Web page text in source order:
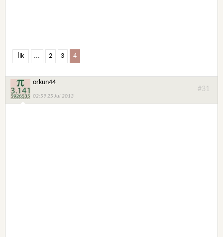
İlk ... 2 3 4
orkun44
02:59 25 Jul 2013
#31